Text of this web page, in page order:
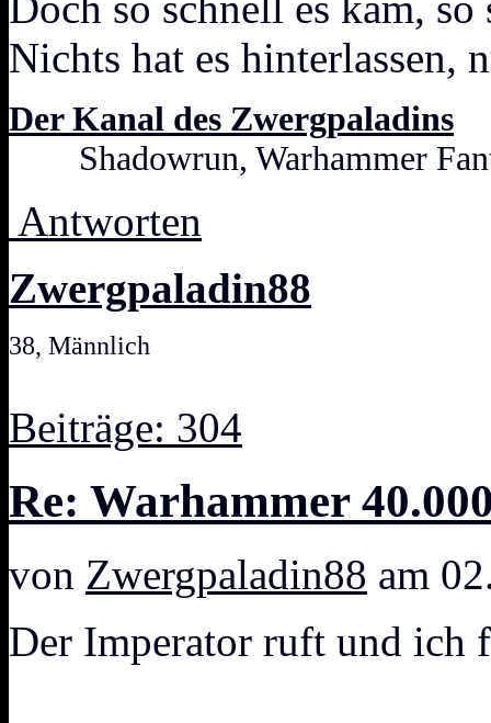
Nichts hat es hinterlassen,
Der Kanal des Zwergpaladins
Shadowrun, Warhammer
Antworten
Zwergpaladin88
38, Männlich
Beiträge: 304
Re: Warhammer
von Zwergpaladin88 am
Der Imperator ruft und ich